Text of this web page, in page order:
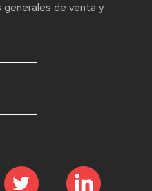
generales de venta y